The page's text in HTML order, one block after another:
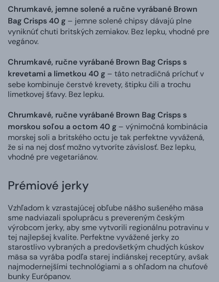
Chrumkavé, jemne solené a ručne vyrábané Brown
Bag Crisps 40 g – jemne solené chipsy dávajú plne
vyniknúť chuti britských zemiakov. Bez lepku, vhodné pre
vegánov.
Chrumkavé, ručne vyrábané Brown Bag Crisps s
krevetami a limetkou 40 g – táto netradičná príchuť v
sebe kombinuje čerstvé krevety, štipku čili a trochu
limetkovej šťavy. Bez lepku.
Chrumkavé, ručne vyrábané Brown Bag Crisps s
morskou soľou a octom 40 g – výnimočná kombinácia
morskej soli a britského octu je tak perfektne vyvážená,
že si na nej dosť možno vytvoríte závislosť. Bez lepku,
vhodné pre vegetariánov.
Prémiové jerky
Vzhľadom k vzrastajúcej obľube nášho sušeného mäsa
sme nadviazali spoluprácu s prevereným českým
výrobcom jerky, aby sme vytvorili regionálnu potravinu v
tej najlepšej kvalite. Perfektne vyvážené jerky zo
starostlivo vybraných a predovšetkým chudých kúskov
mäsa sa vyrába podľa starej indiánskej receptúry, avšak
najmodernejšími technológiami a s ohľadom na chuťové
bunky Európanov.